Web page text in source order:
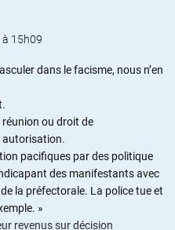
15h09
dans le facisme, nous n’en
ou droit de
autorisation.
pacifiques par des politique
des manifestants avec
la préfectorale. La police tue et
»
revenus sur décision